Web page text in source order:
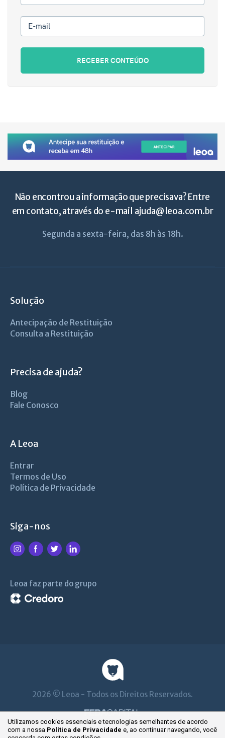
E-mail
RECEBER CONTEÚDO
Utilizamos cookies essenciais e tecnologias semelhantes de acordo
com a nossa Política de Privacidade e, ao continuarnavegando, você
Não encontrou a informação que precisava? Entre
em contato, através do e-mail ajuda@leoa.com.br
Segunda a sexta-feira, das 8h às 18h.
Solução
Antecipação de Restituição
Consulta a Restituição
Precisa de ajuda?
Blog
Fale Conosco
A Leoa
Entrar
Termos de Uso
Política de Privacidade
Siga-nos
Leoa faz parte do grupo
2026 © Leoa - Todos os Direitos Reservados.